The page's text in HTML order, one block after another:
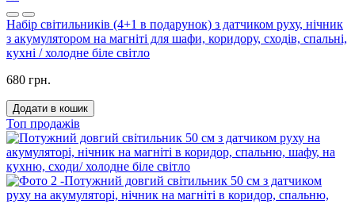
Набір світильників (4+1 в подарунок) з датчиком руху, нічник
з акумулятором на магніті для шафи, коридору, сходів, спальні,
кухні / холодне біле світло
680 грн.
Додати в кошик
Топ продажів